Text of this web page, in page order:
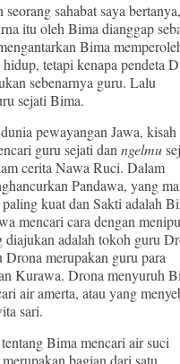
sahabat saya bertanya,
itu oleh Bima dianggap
Bima
hidup, tetapi kenapa pendeta
sebenarnya guru. Lalu
sejati Bima.
pewayangan Jawa, kisah
guru sejati dan ngelmu
cerita Nawa Ruci. Dalam
Pandawa, yang
kuat dan Sakti adalah
mencari cara dengan menipu
diajukan adalah tokoh guru
Drona merupakan guru para
Kurawa. Drona menyuruh
air amerta, atau yang
sari.
Bima mencari air suci
bagian dari satu